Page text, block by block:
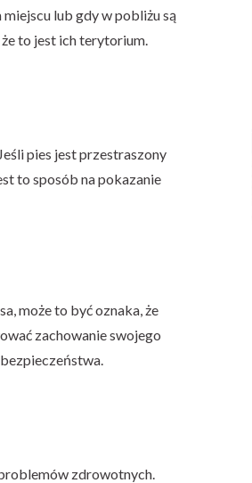
lub gdy w pobliżu są
że to jest ich terytorium.
pies jest przestraszony
to sposób na pokazanie
może to być oznaka, że
zachowanie swojego
zdrowotnych.